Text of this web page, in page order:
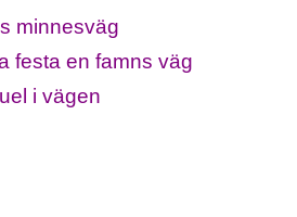
minnesväg
festa en famns väg
i vägen